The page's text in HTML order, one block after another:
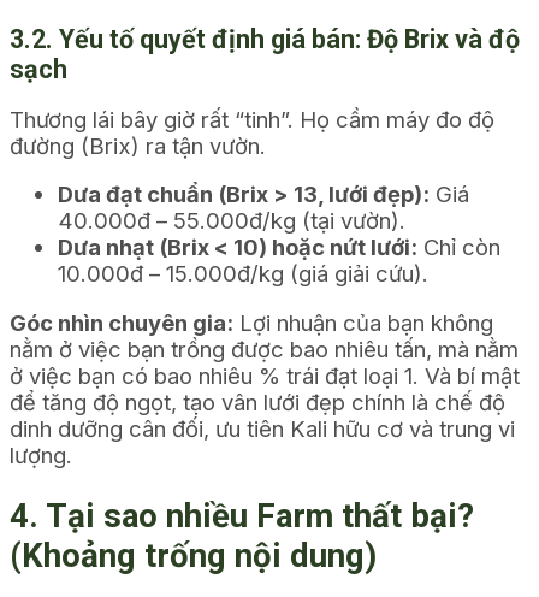
3.2. Yếu tố quyết định giá bán: Độ Brix và độ
sạch
Thương lái bây giờ rất “tinh”. Họ cầm máy đo độ
đường (Brix) ra tận vườn.
Dưa đạt chuẩn (Brix > 13, lưới đẹp): Giá
40.000đ – 55.000đ/kg (tại vườn).
Dưa nhạt (Brix < 10) hoặc nứt lưới: Chỉ còn
10.000đ – 15.000đ/kg (giá giải cứu).
Góc nhìn chuyên gia: Lợi nhuận của bạn không
nằm ở việc bạn trồng được bao nhiêu tấn, mà nằm
ở việc bạn có bao nhiêu % trái đạt loại 1. Và bí mật
để tăng độ ngọt, tạo vân lưới đẹp chính là chế độ
dinh dưỡng cân đối, ưu tiên Kali hữu cơ và trung vi
lượng.
4. Tại sao nhiều Farm thất bại?
(Khoảng trống nội dung)